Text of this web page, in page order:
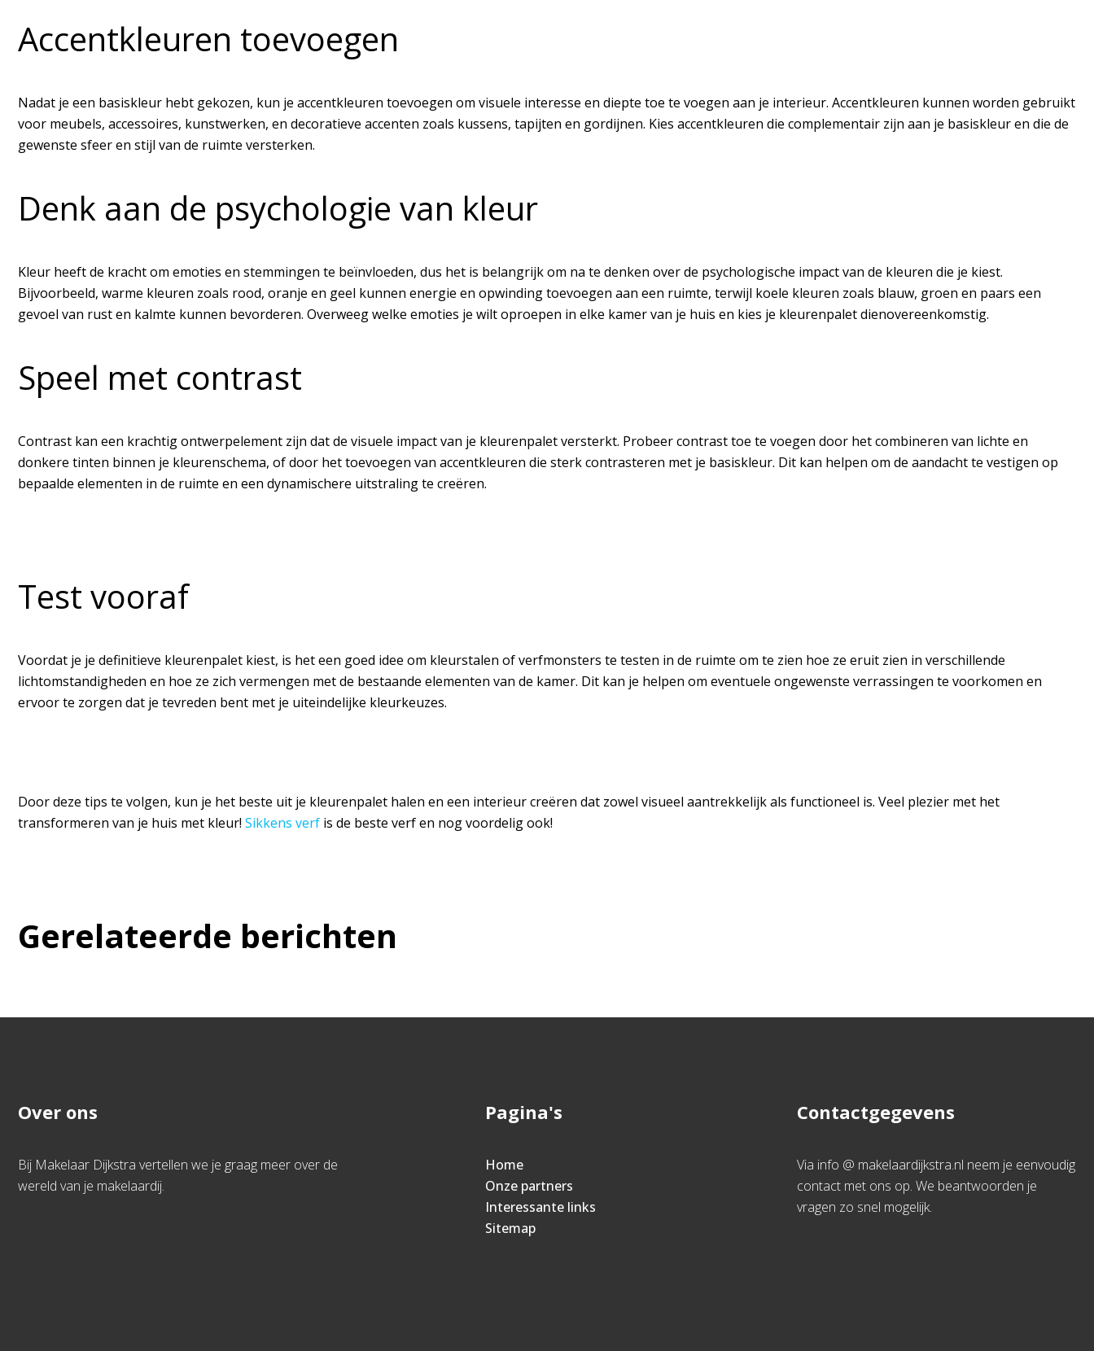
Accentkleuren toevoegen
Nadat je een basiskleur hebt gekozen, kun je accentkleuren toevoegen om visuele interesse en diepte toe te voegen aan je interieur. Accentkleuren kunnen worden gebruikt
voor meubels, accessoires, kunstwerken, en decoratieve accenten zoals kussens, tapijten en gordijnen. Kies accentkleuren die complementair zijn aan je basiskleur en die de
gewenste sfeer en stijl van de ruimte versterken.
Denk aan de psychologie van kleur
Kleur heeft de kracht om emoties en stemmingen te beïnvloeden, dus het is belangrijk om na te denken over de psychologische impact van de kleuren die je kiest.
Bijvoorbeeld, warme kleuren zoals rood, oranje en geel kunnen energie en opwinding toevoegen aan een ruimte, terwijl koele kleuren zoals blauw, groen en paars een
gevoel van rust en kalmte kunnen bevorderen. Overweeg welke emoties je wilt oproepen in elke kamer van je huis en kies je kleurenpalet dienovereenkomstig.
Speel met contrast
Contrast kan een krachtig ontwerpelement zijn dat de visuele impact van je kleurenpalet versterkt. Probeer contrast toe te voegen door het combineren van lichte en
donkere tinten binnen je kleurenschema, of door het toevoegen van accentkleuren die sterk contrasteren met je basiskleur. Dit kan helpen om de aandacht te vestigen op
bepaalde elementen in de ruimte en een dynamischere uitstraling te creëren.
Test vooraf
Voordat je je definitieve kleurenpalet kiest, is het een goed idee om kleurstalen of verfmonsters te testen in de ruimte om te zien hoe ze eruit zien in verschillende
lichtomstandigheden en hoe ze zich vermengen met de bestaande elementen van de kamer. Dit kan je helpen om eventuele ongewenste verrassingen te voorkomen en
ervoor te zorgen dat je tevreden bent met je uiteindelijke kleurkeuzes.
Door deze tips te volgen, kun je het beste uit je kleurenpalet halen en een interieur creëren dat zowel visueel aantrekkelijk als functioneel is. Veel plezier met het
transformeren van je huis met kleur! Sikkens verf is de beste verf en nog voordelig ook!
Gerelateerde berichten
Over ons
Bij Makelaar Dijkstra vertellen we je graag meer over de
wereld van je makelaardij.
Pagina's
Home
Onze partners
Interessante links
Sitemap
Contactgegevens
Via info @ makelaardijkstra.nl neem je eenvoudig
contact met ons op. We beantwoorden je
vragen zo snel mogelijk.